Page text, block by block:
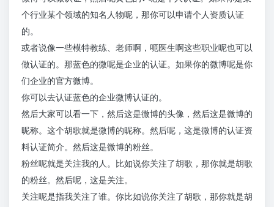
个行业某个领域的知名人物呢，那你可以申请个人资质认证
的。
或者说像一些模特教练、老师啊，呃医生啊这些职业呢也可以
做认证的。那蓝色的微呢是企业的认证。如果你的微博呢是你
们企业的官方微博。
你可以去认证蓝色的企业微博认证的。
然后大家可以看一下，然后这是微博的头像，然后这是微博的
昵称。这个胡歌就是微博的昵称。然后呢，这是微博的认证资
料认证简介。然后这是微博的粉丝。
粉丝呢就是关注我的人。比如说你关注了胡歌，那你就是胡歌
的粉丝。然后呢，这是关注。
关注呢是指我关注了谁。你比如说你关注了胡歌，那你就是胡